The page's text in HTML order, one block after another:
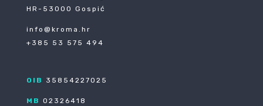
HR-53000 Gospić
info@kroma.hr
+385 53 575 494
OIB 35854227025
MB 02326418